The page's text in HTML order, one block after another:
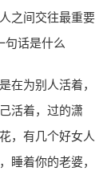
之间交往最重要
句话是什么
在为别人活着，
活着，过的潇
，有几个好女人
睡着你的老婆，